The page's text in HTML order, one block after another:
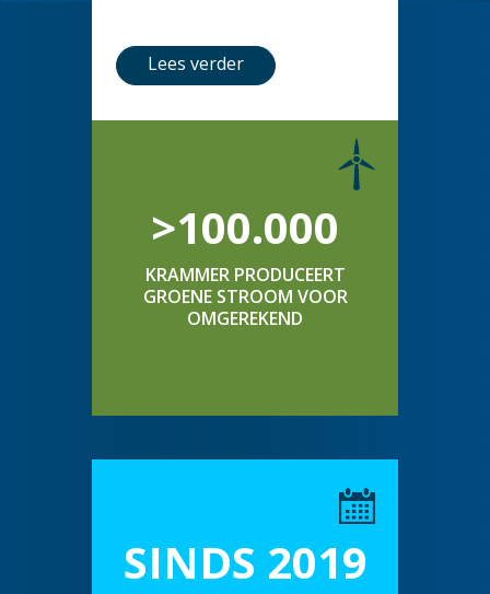
Lees verder
>100.000
KRAMMER PRODUCEERT
GROENE STROOM VOOR
OMGEREKEND
SINDS 2019